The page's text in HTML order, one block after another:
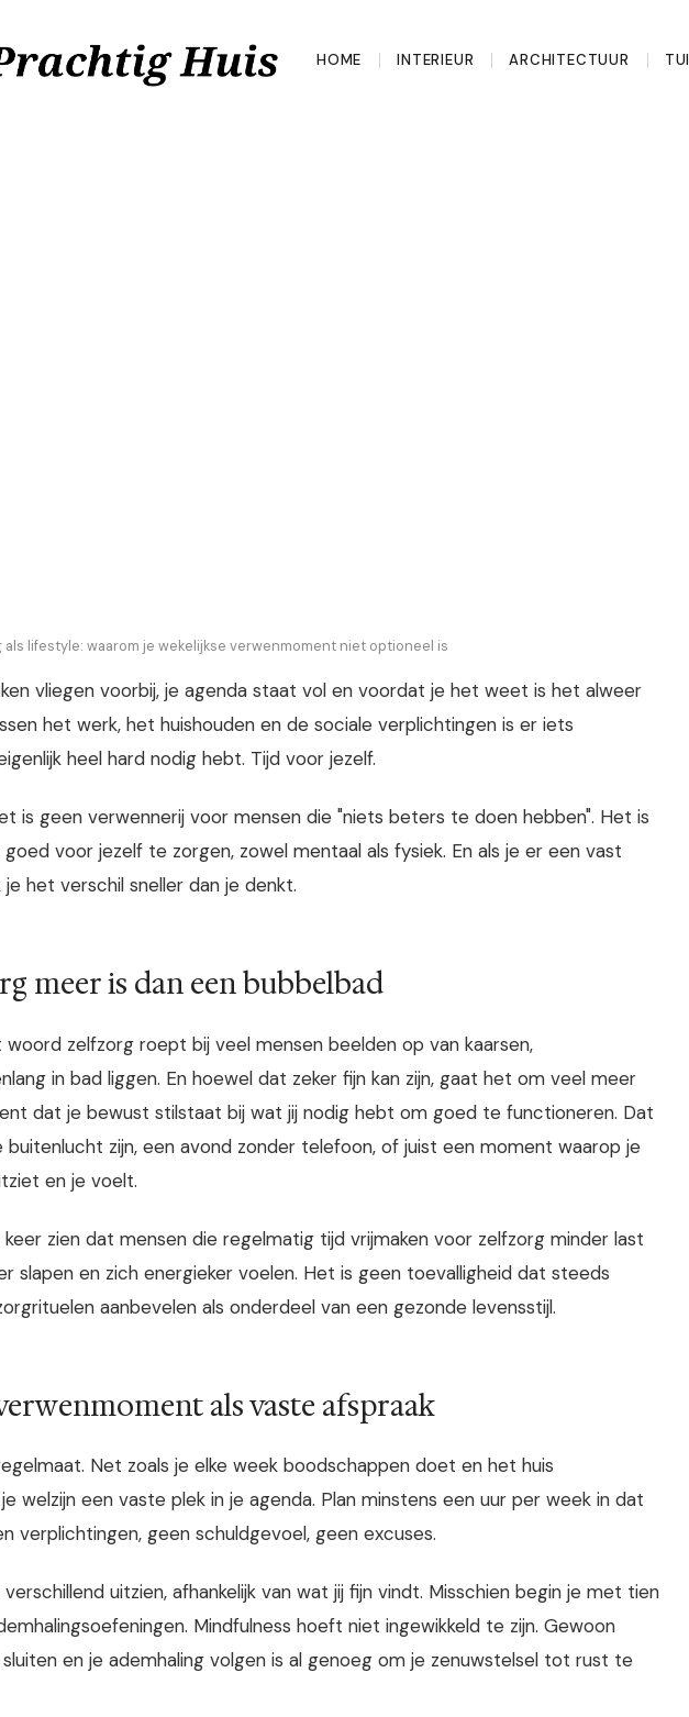
HOME INTERIEUR ARCHITECTUUR
als lifestyle: waarom je wekelijkse verwenmoment niet optioneel is
vliegen voorbij, je agenda staat vol en voordat je het weet is het alweer
het werk, het huishouden en de sociale verplichtingen is er iets
heel hard nodig hebt. Tijd voor jezelf.
is geen verwennerij voor mensen die "niets beters te doen hebben". Het is
voor jezelf te zorgen, zowel mentaal als fysiek. En als je er een vast
het verschil sneller dan je denkt.
meer is dan een bubbelbad
woord zelfzorg roept bij veel mensen beelden op van kaarsen,
in bad liggen. En hoewel dat zeker fijn kan zijn, gaat het om veel meer
dat je bewust stilstaat bij wat jij nodig hebt om goed te functioneren. Dat
buitenlucht zijn, een avond zonder telefoon, of juist een moment waarop je
en je voelt.
zien dat mensen die regelmatig tijd vrijmaken voor zelfzorg minder last
slapen en zich energieker voelen. Het is geen toevalligheid dat steeds
aanbevelen als onderdeel van een gezonde levensstijl.
als vaste afspraak
Net zoals je elke week boodschappen doet en het huis
welzijn een vaste plek in je agenda. Plan minstens een uur per week in dat
verplichtingen, geen schuldgevoel, geen excuses.
uitzien, afhankelijk van wat jij fijn vindt. Misschien begin je met tien
Mindfulness hoeft niet ingewikkeld te zijn. Gewoon
en je ademhaling volgen is al genoeg om je zenuwstelsel tot rust te